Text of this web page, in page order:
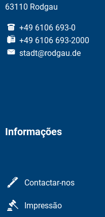
63110 Rodgau
+49 6106 693-0
+49 6106 693-2000
stadt@rodgau.de
Informações
Contactar-nos
Impressão